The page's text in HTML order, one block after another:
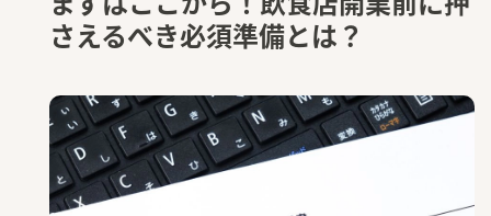
さえるべき必須準備とは？